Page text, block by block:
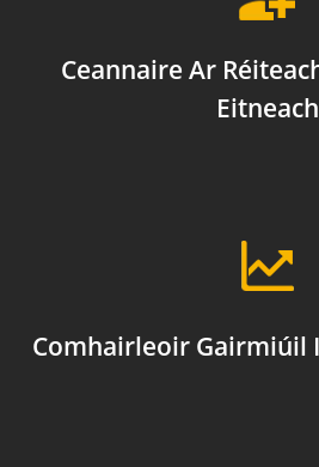
Ceannaire Ar
Eitneach
Comhairleoir Gairmiúil